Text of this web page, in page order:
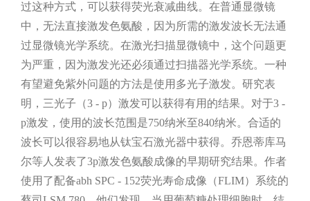
过这种方式，可以获得荧光衰减曲线。在普通显微镜
中，无法直接激发色氨酸，因为所需的激发波长无法通
过显微镜光学系统。在激光扫描显微镜中，这个问题更
为严重，因为激发光还必须通过扫描器光学系统。一种
有望避免紫外问题的方法是使用多光子激发。研究表
明，三光子（3 - p）激发可以获得有用的结果。对于3 -
p激发，使用的波长范围是750纳米至840纳米。合适的
波长可以很容易地从钛宝石激光器中获得。乔恩蒂库马
尔等人发表了3p激发色氨酸成像的早期研究结果。作者
使用了配备abh SPC - 152荧光寿命成像（FLIM）系统的